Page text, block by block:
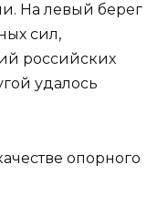
На левый берег
сил,
российских
удалось
опорного